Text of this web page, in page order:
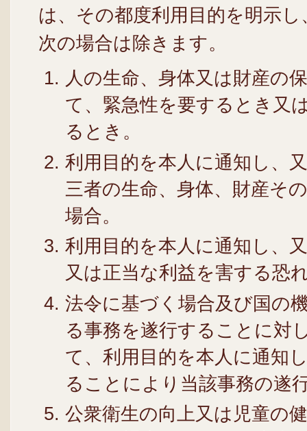
は、その都度利用目的を明示
次の場合は除きます。
人の生命、身体又は財産の
て、緊急性を要するとき又
るとき。
利用目的を本人に通知し、
三者の生命、身体、財産そ
場合。
利用目的を本人に通知し、
又は正当な利益を害する恐
法令に基づく場合及び国の
る事務を遂行することに対
て、利用目的を本人に通知
ることにより当該事務の遂
公衆衛生の向上又は児童の